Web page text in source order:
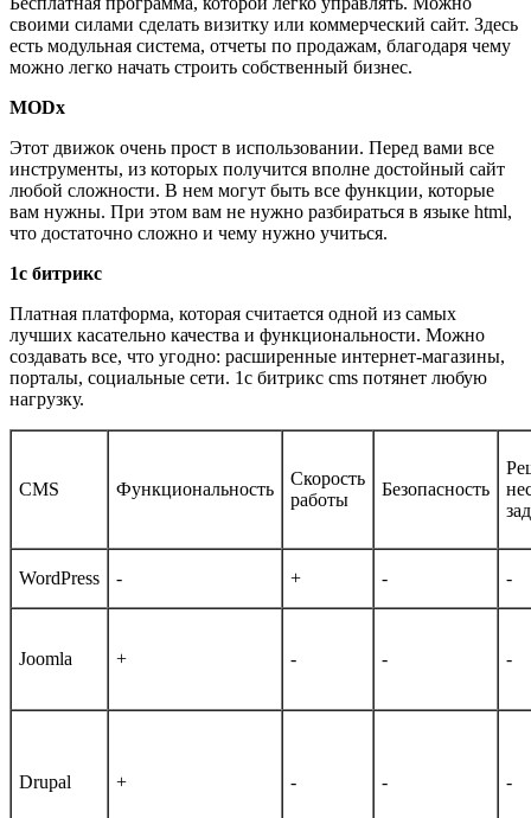
своими силами сделать визитку или коммерческий сайт. Здесь
есть модульная система, отчеты по продажам, благодаря чему
можно легко начать строить собственный бизнес.
MODx
Этот движок очень прост в использовании. Перед вами все
инструменты, из которых получится вполне достойный сайт
любой сложности. В нем могут быть все функции, которые
вам нужны. При этом вам не нужно разбираться в языке html,
что достаточно сложно и чему нужно учиться.
1с битрикс
Платная платформа, которая считается одной из самых
лучших касательно качества и функциональности. Можно
создавать все, что угодно: расширенные интернет-магазины,
порталы, социальные сети. 1с битрикс cms потянет любую
нагрузку.
CMS Функциональность
Скорость
работы
Безопасность
WordPress - + - -
Joomla + - - -
Drupal + - - -